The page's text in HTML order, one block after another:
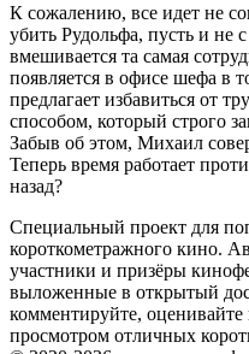
К сожалению, все идет не
убить Рудольфа, пусть и не
вмешивается та самая
появляется в офисе шефа в
предлагает избавиться от
способом, который строго
Забыв об этом, Михаил
Теперь время работает
назад?
Специальный проект для
короткометражного кино.
участники и призёры
выложенные в открытый
комментируйте,
просмотром отличных